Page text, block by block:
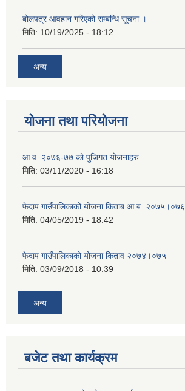
बोलपत्र आवहान गरिएको सम्बन्धि सूचना ।
मिति: 10/19/2025 - 18:12
अन्य
योजना तथा परियोजना
आ.व. २०७६-७७ को पुजिगत योजनाहरु
मिति: 03/11/2020 - 16:18
फेदाप गाउँपालिकाको योजना किताब आ.ब. २०७५।०७६
मिति: 04/05/2019 - 18:42
फेदाप गाउँपालिकाको योजना किताव २०७४।०७५
मिति: 03/09/2018 - 10:39
अन्य
बजेट तथा कार्यक्रम